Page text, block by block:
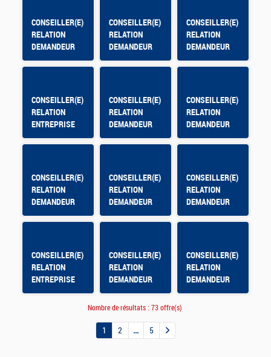
CONSEILLER(E)
RELATION
DEMANDEUR
D'EMPLOI -
CONSEILLER(E)
RELATION
DEMANDEUR
D'EMPLOI
CONSEILLER(E)
RELATION
DEMANDEUR
D'EMPLOI
CONSEILLER(E)
RELATION
ENTREPRISE
CONSEILLER(E)
RELATION
DEMANDEUR
D'EMPLOI
CONSEILLER(E)
RELATION
DEMANDEUR
D'EMPLOI -
CONSEILLER(E)
RELATION
DEMANDEUR
D'EMPLOI - AFT
CONSEILLER(E)
RELATION
DEMANDEUR
D'EMPLOI AFT
CONSEILLER(E)
RELATION
DEMANDEUR
D'EMPLOI -
CONSEILLER(E)
RELATION
ENTREPRISE
BRIANCON -
CONSEILLER(E)
RELATION
DEMANDEUR
D'EMPLOI
CONSEILLER(E)
RELATION
DEMANDEUR
D'EMPLOI
Nombre de résultats : 73 offre(s)
1 2 5